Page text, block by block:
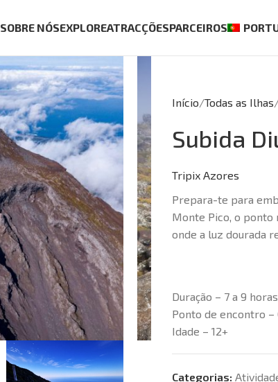
SOBRE NÓSEXPLOREATRACÇÕESPARCEIROS
Início Todas as Ilhas
Subida
Tripix Azores
Prepara-te para
Monte Pico, o ponto
onde a luz dourada
Duração – 7 a 9 horas
Ponto de encontro –
Idade – 12+
Categorias: